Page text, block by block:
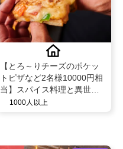
【とろ～りチーズのポケッ
トピザなど2名様10000円相
当】スパイス料理と異世界
空間で話題のビストロ"MAD
1000人以上